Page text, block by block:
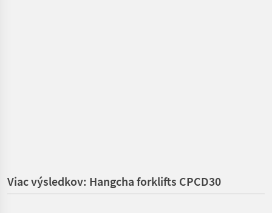
Viac výsledkov: Hangcha forklifts CPCD30